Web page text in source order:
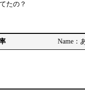
たの？
Name：